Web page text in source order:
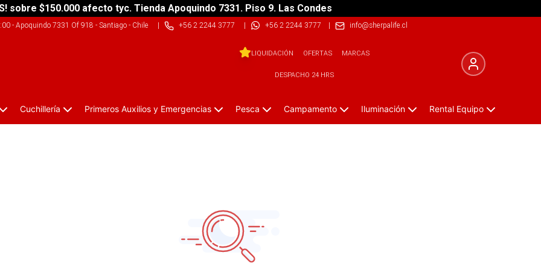
sobre $150.000 afecto tyc. Tienda Apoquindo 7331. Piso 9. Las Condes
- Apoquindo 7331 Of 918 - Santiago - Chile| +56 2 2244 3777 | +56 2 2244 3777 | info@sherpalife.cl
LIQUIDACIÓN OFERTAS MARCAS
DESPACHO 24 HRS
Cuchillería Primeros Auxilios y Emergencias Pesca Campamento Iluminación Rental Equipo